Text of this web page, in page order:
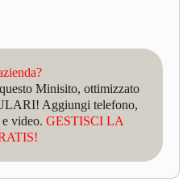
Minisito, ottimizzato
Aggiungi telefono,
e video.GESTISCI LA